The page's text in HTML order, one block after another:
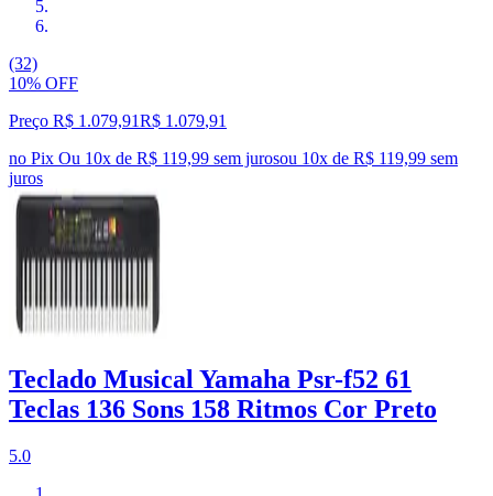
(32)
10% OFF
Preço R$ 1.079,91R$ 1.079,91
no Pix Ou 10x de R$ 119,99 sem jurosou 10x de R$ 119,99 sem
juros
Teclado Musical Yamaha Psr-f52 61
Teclas 136 Sons 158 Ritmos Cor Preto
5.0